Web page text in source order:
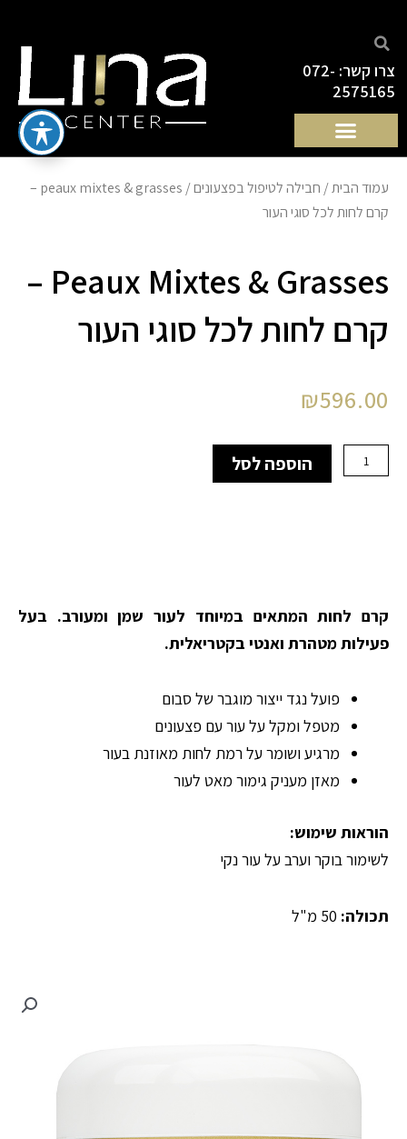
צרו קשר: 072-
2575165
עמוד הבית/ חבילה לטיפול בפצעונים
/ peaux mixtes & grasses –
קרם לחות לכל סוגי העור
Peaux Mixtes & Grasses –
קרם לחות לכל סוגי העור
₪596.00
כמות
peaux
לכל
סוגי
הוספה לסל
קרם לחות המתאים במיוחד לעור שמן ומעורב. בעל
פעילות מטהרת ואנטי בקטריאלית.
פועל נגד ייצור מוגבר של סבום
מטפל ומקל על עור עם פצעונים
מרגיע ושומר על רמת לחות מאוזנת בעור
מאזן מעניק גימור מאט לעור
הוראות שימוש:
לשימור בוקר וערב על עור נקי
תכולה: